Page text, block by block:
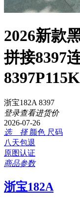
2026新款
拼接8397
浙宝182A 8397
登录查看进货价
2026-07-26
选 择 颜色 尺码
八天包退
原图认证
商品参数
浙宝182A